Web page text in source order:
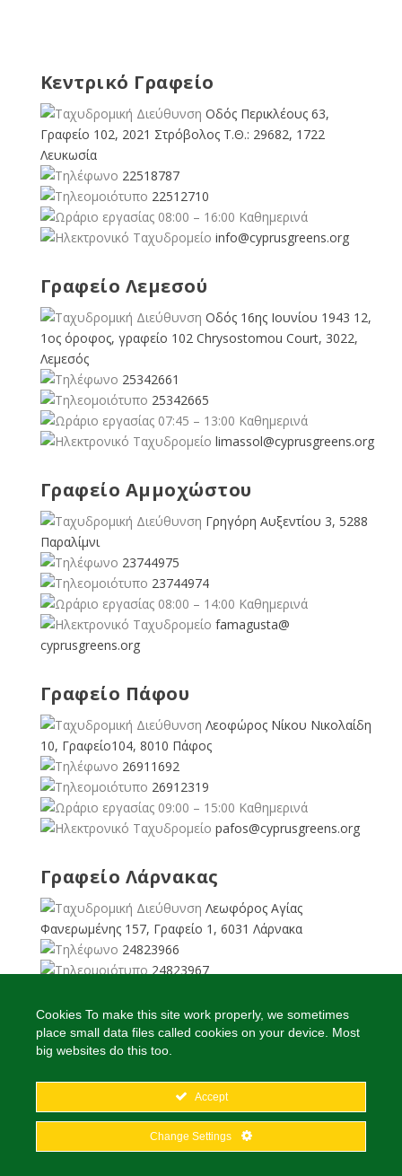
Κεντρικό Γραφείο
Οδός Περικλέους 63,
Γραφείο 102, 2021 Στρόβολος Τ.Θ.: 29682, 1722
Λευκωσία
22518787
22512710
08:00 – 16:00 Καθημερινά
info@cyprusgreens.org
Γραφείο Λεμεσού
Οδός 16ης Ιουνίου 1943 12,
1ος όροφος, γραφείο 102 Chrysostomou Court, 3022,
Λεμεσός
25342661
25342665
07:45 – 13:00 Καθημερινά
limassol@cyprusgreens.org
Γραφείο Αμμοχώστου
Γρηγόρη Αυξεντίου 3, 5288
Παραλίμνι
23744975
23744974
08:00 – 14:00 Καθημερινά
famagusta@
cyprusgreens.org
Γραφείο Πάφου
Λεοφώρος Νίκου Νικολαίδη
10, Γραφείο104, 8010 Πάφος
26911692
26912319
09:00 – 15:00 Καθημερινά
pafos@cyprusgreens.org
Γραφείο Λάρνακας
Λεωφόρος Αγίας
Φανερωμένης 157, Γραφείο 1, 6031 Λάρνακα
24823966
24823967
larnaka@cyprusgreens.
org
© Ολα τα δικαιώματα διατηρούνται
Cookies To make this site work properly, we sometimes
place small data files called cookies on your device. Most
big websites do this too.
Accept
Change Settings